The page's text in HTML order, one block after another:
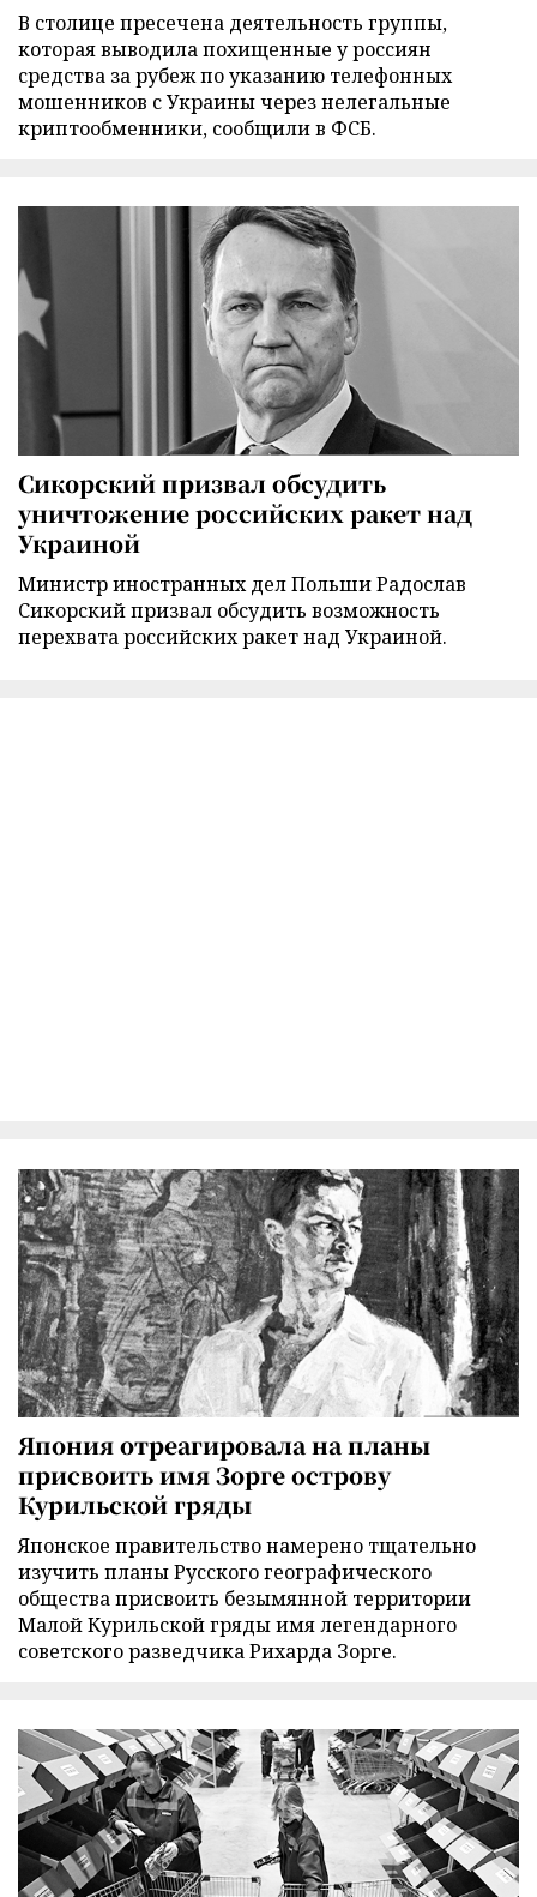
В столице пресечена деятельность группы,
которая выводила похищенные у россиян
средства за рубеж по указанию телефонных
мошенников с Украины через нелегальные
криптообменники, сообщили в ФСБ.
Сикорский призвал обсудить
уничтожение российских ракет над
Украиной
Министр иностранных дел Польши Радослав
Сикорский призвал обсудить возможность
перехвата российских ракет над Украиной.
Япония отреагировала на планы
присвоить имя Зорге острову
Курильской гряды
Японское правительство намерено тщательно
изучить планы Русского географического
общества присвоить безымянной территории
Малой Курильской гряды имя легендарного
советского разведчика Рихарда Зорге.